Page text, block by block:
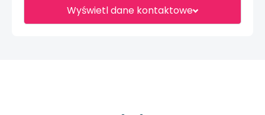
Wyświetl dane kontaktowe